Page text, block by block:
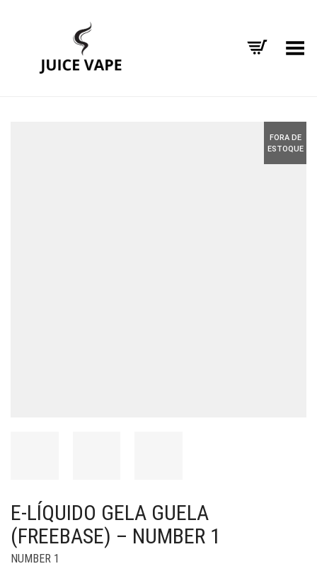
Alternar Menu
FORA DE
ESTOQUE
E-LÍQUIDO GELA GUELA
(FREEBASE) – NUMBER 1
NUMBER 1